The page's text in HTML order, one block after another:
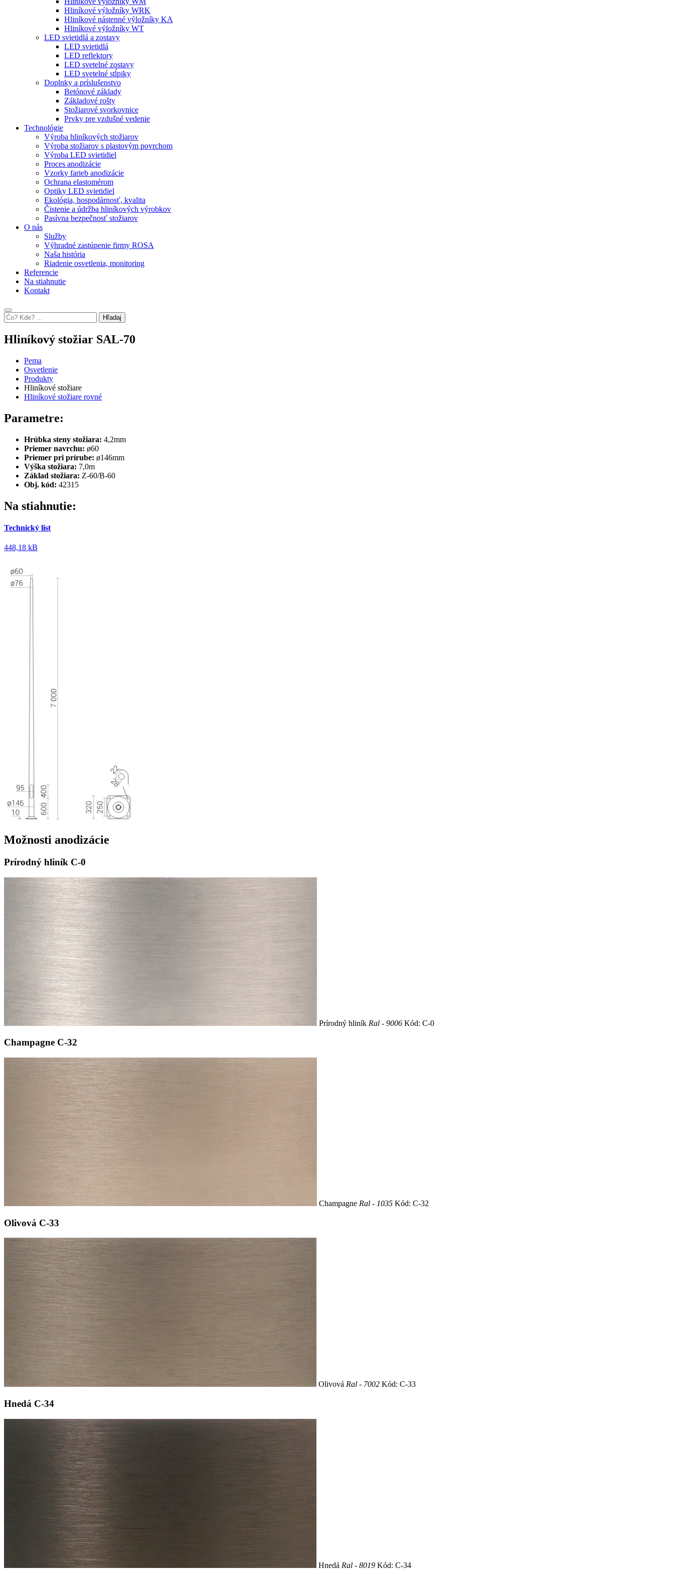
Hliníkové výložníky WRK
Hliníkové nástenné výložníky KA
Hliníkové výložníky WT
LED svietidlá a zostavy
LED svietidlá
LED reflektory
LED svetelné zostavy
LED svetelné stĺpiky
Doplnky a príslušenstvo
Betónové základy
Základové rošty
Stožiarové svorkovnice
Prvky pre vzdušné vedenie
Technológie
Výroba hliníkových stožiarov
Výroba stožiarov s plastovým povrchom
Výroba LED svietidiel
Proces anodizácie
Vzorky farieb anodizácie
Ochrana elastomérom
Optiky LED svietidiel
Ekológia, hospodárnosť, kvalita
Čistenie a údržba hliníkových výrobkov
Pasívna bezpečnosť stožiarov
O nás
Služby
Výhradné zastúpenie firmy ROSA
Naša história
Riadenie osvetlenia, monitoring
Referencie
Na stiahnutie
Kontakt
Hľadaj
Hliníkový stožiar SAL-70
Pema
Osvetlenie
Produkty
Hliníkové stožiare
Hliníkové stožiare rovné
Parametre:
Hrúbka steny stožiara: 4,2mm
Priemer navrchu: ø60
Priemer pri prírube: ø146mm
Výška stožiara: 7,0m
Základ stožiara: Z-60/B-60
Obj. kód: 42315
Na stiahnutie:
Technický list
448,18 kB
Možnosti anodizácie
Prírodný hliník C-0
Prírodný hliník Ral - 9006 Kód: C-0
Champagne C-32
Champagne Ral - 1035 Kód: C-32
Olivová C-33
Olivová Ral - 7002 Kód: C-33
Hnedá C-34
Hnedá Ral - 8019 Kód: C-34